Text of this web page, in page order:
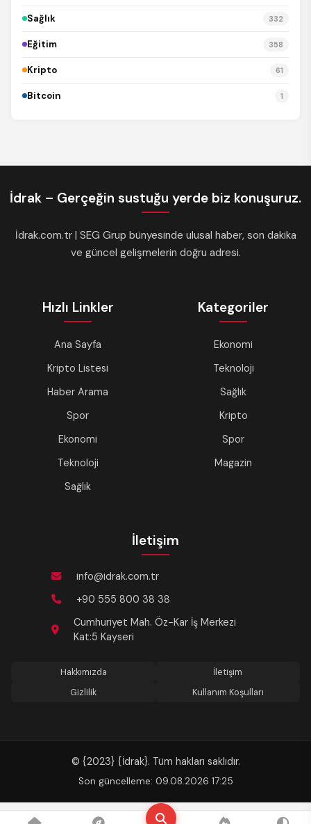
Sağlık 332
Eğitim 358
Kripto 61
Bitcoin 1
İdrak – Gerçeğin sustuğu yerde biz konuşuruz.
İdrak.com.tr | SEG Grup bünyesinde ulusal haber, son dakika
ve güncel gelişmelerin doğru adresi.
Hızlı Linkler
Ana Sayfa
Kripto Listesi
Haber Arama
Spor
Ekonomi
Teknoloji
Sağlık
Kategoriler
Ekonomi
Teknoloji
Sağlık
Kripto
Spor
Magazin
İletişim
info@idrak.com.tr
+90 555 800 38 38
Cumhuriyet Mah. Öz-Kar İş Merkezi
Kat:5 Kayseri
Hakkımızda
İletişim
Gizlilik
Kullanım Koşulları
© {2023} {İdrak}. Tüm hakları saklıdır.
Son güncelleme: 09.08.2026 17:25